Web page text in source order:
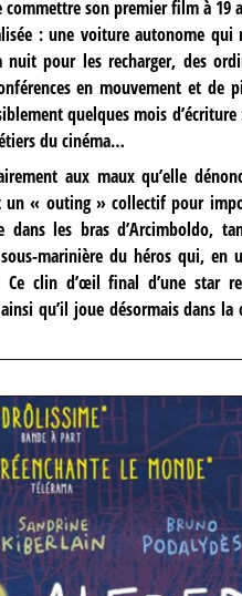
son premier film à 19
: une voiture autonome qui
pour les recharger, des
en mouvement et de
quelques mois
du cinéma…
aux maux qu’elle
un « outing » collectif pour
les bras d’Arcimboldo,
marinière du héros qui, en
clin d’œil final d’une star
qu’il joue désormais dans la